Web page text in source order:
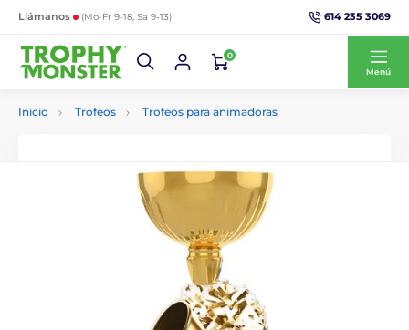
Llámanos (Mo-Fr 9-18, Sa 9-13) 614 235 3069
0
Menú
Inicio Trofeos Trofeos para animadoras